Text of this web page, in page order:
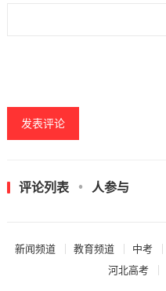
评论列表 人参与
新闻频道 教育频道 中考
河北高考